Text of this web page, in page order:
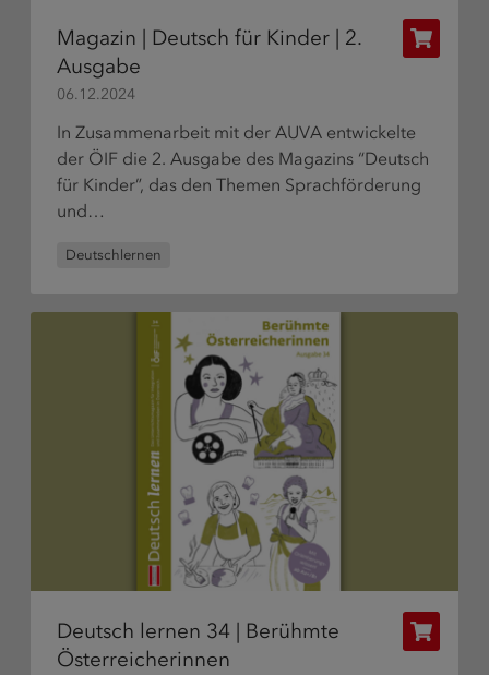
Magazin | Deutsch für Kinder | 2.
Ausgabe
06.12.2024
In Zusammenarbeit mit der AUVA entwickelte
der ÖIF die 2. Ausgabe des Magazins “Deutsch
für Kinder”, das den Themen Sprachförderung
und…
Deutschlernen
Deutsch lernen 34 | Berühmte
Österreicherinnen